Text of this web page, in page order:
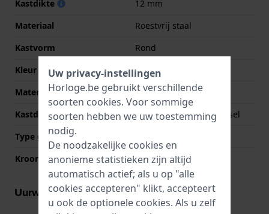
Kastdikte
12 mm
Materiaal
Roestvrij staal
Kastvorm
Rond
Kleur kast
Zilver
Materiaal kastdeksel
Roestvrij staal
Kastdeksel
Geschroefde achterdeksel
Type glas
Kroon
Trek kroon
Uurwerk informatie
Uw privacy-instellingen
Horloge.be gebruikt verschillende
soorten cookies. Voor sommige
soorten hebben we uw toestemming
nodig.
De noodzakelijke cookies en
anonieme statistieken zijn altijd
automatisch actief; als u op "alle
cookies accepteren" klikt, accepteert
u ook de optionele cookies. Als u zelf